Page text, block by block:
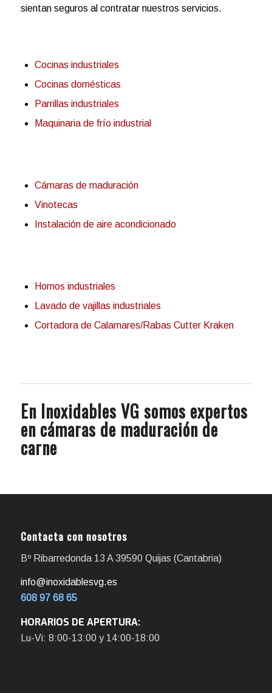
sientan seguros al contratar nuestros servicios.
Cocinas industriales
Cocinas domésticas
Parrillas industriales
Maquinaria de frío industrial
Cámaras de maduración
Vinotecas
Instalación de aire acondicionado
Hornos industriales
Lavado de vajillas industriales
Cortadora de Calamares/Rabas Cutter Kraken
En Inoxidables VG somos expertos
en cámaras de maduración de
carne
Contacta con nosotros
Bº Ribarredonda 13 A 39590 Quijas (Cantabria)
info@inoxidablesvg.es
608 97 68 65
HORARIOS DE APERTURA:
Lu-Vi: 8:00-13:00 y 14:00-18:00